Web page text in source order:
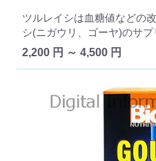
ツルレイシは血糖値などの
シ(ニガウリ、ゴーヤ)のサプ
2,200 円 ～ 4,500 円